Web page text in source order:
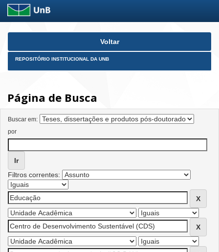
Skip
Voltar
REPOSITÓRIO INSTITUCIONAL DA UNB
Página de Busca
Buscar em:
por
Filtros correntes: